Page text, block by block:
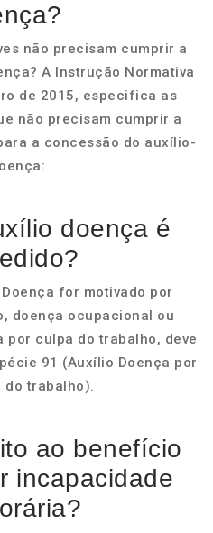
não precisam cumprir a
A Instrução Normativa
de 2015, especifica as
não precisam cumprir a
a concessão do auxílio-
doença é
for motivado por
doença ocupacional ou
por culpa do trabalho, deve
91 (Auxílio Doença por
do trabalho).
ao benefício
incapacidade